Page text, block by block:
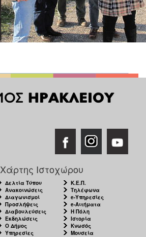
Χάρτης Ιστοχώρου
Δελτία Τύπου
Ανακοινώσεις
Διαγωνισμοί
Προσλήψεις
Διαβουλεύσεις
Εκδηλώσεις
Ο Δήμος
Υπηρεσίες
Κ.Ε.Π.
Τηλέφωνα
e-Υπηρεσίες
e-Αιτήματα
Η Πόλη
Ιστορία
Κνωσός
Μουσεία